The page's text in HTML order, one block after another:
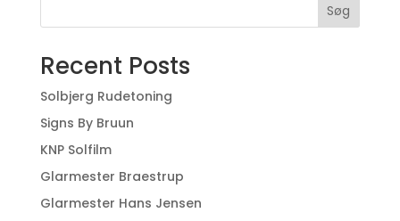
Søg
Recent Posts
Solbjerg Rudetoning
Signs By Bruun
KNP Solfilm
Glarmester Braestrup
Glarmester Hans Jensen